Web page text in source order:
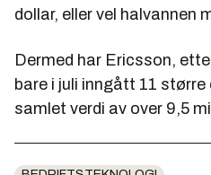
dollar, eller vel halvannen
Dermed har Ericsson,
bare i juli inngått 11
samlet verdi av over 9,5